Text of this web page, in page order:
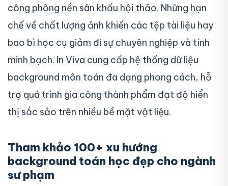
công phông nền sân khấu hội thảo. Những hạn
chế về chất lượng ảnh khiến các tệp tài liệu hay
bao bì học cụ giảm đi sự chuyên nghiệp và tính
minh bạch. In Viva cung cấp hệ thống dữ liệu
background môn toán đa dạng phong cách, hỗ
trợ quá trình gia công thành phẩm đạt độ hiển
thị sắc sảo trên nhiều bề mặt vật liệu.
Tham khảo 100+ xu hướng
background toán học đẹp cho ngành
sư phạm